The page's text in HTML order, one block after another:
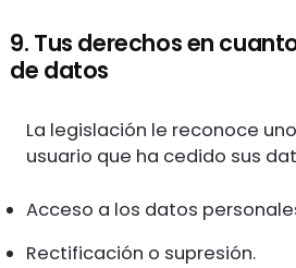
9. Tus derechos en
de datos
La legislación le reconoce
usuario que ha cedido sus
Acceso a los datos
Rectificación o supresión.